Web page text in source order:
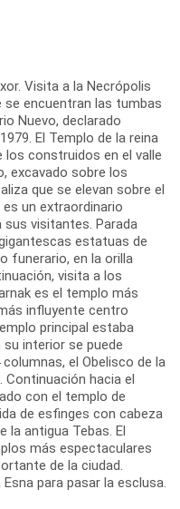
Visita a la Necrópolis
se encuentran las tumbas
Nuevo, declarado
El Templo de la reina
construidos en el valle
excavado sobre los
que se elevan sobre el
un extraordinario
visitantes. Parada
estatuas de
funerario, en la orilla
visita a los
es el templo más
influyente centro
principal estaba
interior se puede
el Obelisco de la
Continuación hacia el
con el templo de
de esfinges con cabeza
la antigua Tebas. El
más espectaculares
de la ciudad.
para pasar la esclusa.